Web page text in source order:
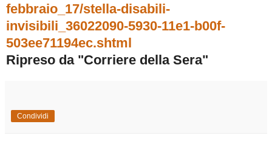
febbraio_17/stella-disabili-
invisibili_36022090-5930-11e1-b00f-
503ee71194ec.shtml
Ripreso da "Corriere della Sera"
Condividi